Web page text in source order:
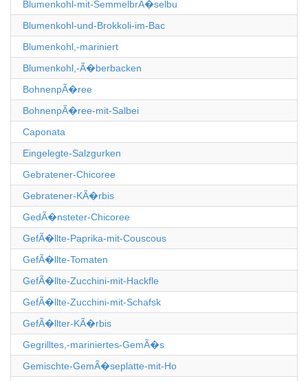
Blumenkohl-mit-SemmelbrÃ�selbu
Blumenkohl-und-Brokkoli-im-Bac
Blumenkohl,-mariniert
Blumenkohl,-Ã�berbacken
BohnenpÃ�ree
BohnenpÃ�ree-mit-Salbei
Caponata
Eingelegte-Salzgurken
Gebratener-Chicoree
Gebratener-KÃ�rbis
GedÃ�nsteter-Chicoree
GefÃ�llte-Paprika-mit-Couscous
GefÃ�llte-Tomaten
GefÃ�llte-Zucchini-mit-Hackfle
GefÃ�llte-Zucchini-mit-Schafsk
GefÃ�llter-KÃ�rbis
Gegrilltes,-mariniertes-GemÃ�s
Gemischte-GemÃ�seplatte-mit-Ho